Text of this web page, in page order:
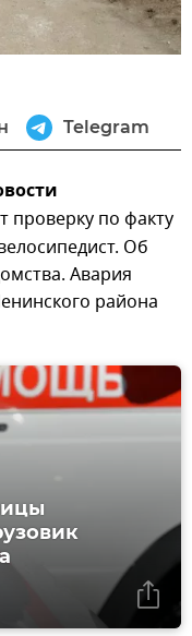
Telegram
проверку по факту
Об
Авария
района